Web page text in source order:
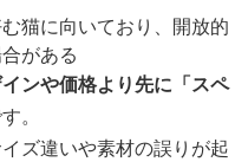
猫に向いており、開放的
がある
ンや価格より先に「スペ
。
ズ違いや素材の誤りが起